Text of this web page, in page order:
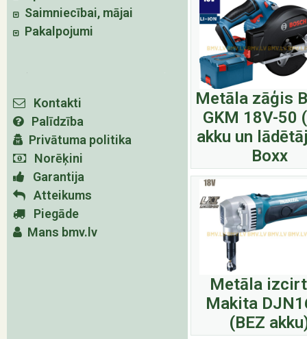
Saimniecībai, mājai
Pakalpojumi
Kontakti
Palīdzība
Privātuma politika
Norēķini
Garantija
Atteikums
Piegāde
Mans bmv.lv
Metāla zāģis
GKM 18V-50
akku un
Boxx
Metāla
Makita
(BEZ